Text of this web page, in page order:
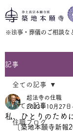
​※法事・葬儀のご相談な
記事
全ての記事
住職ブログ
全ての記事
私、ひとりのため
超法寺の住職
2023年10月27日
［築地本願寺新報